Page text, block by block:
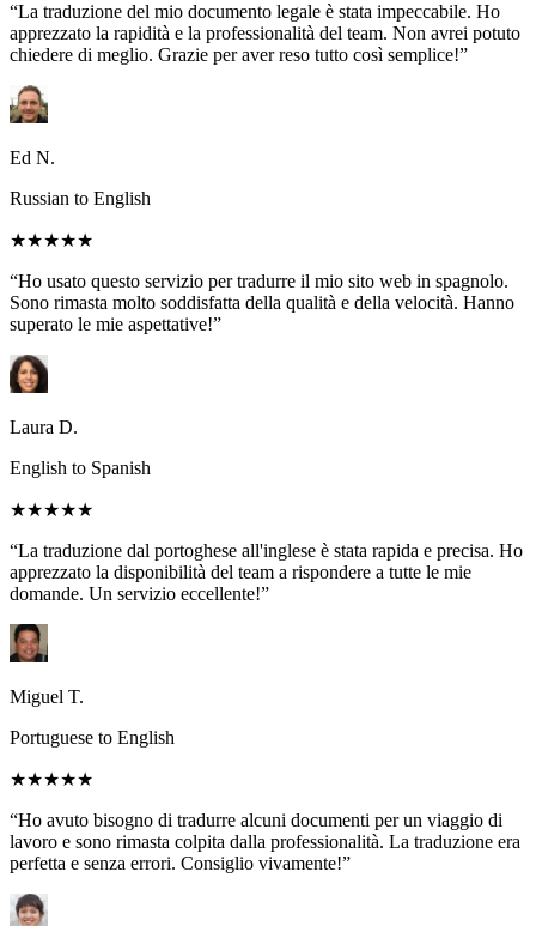
“La traduzione del mio documento legale è stata impeccabile. Ho
apprezzato la rapidità e la professionalità del team. Non avrei potuto
chiedere di meglio. Grazie per aver reso tutto così semplice!”
Ed N.
Russian to English
★★★★★
“Ho usato questo servizio per tradurre il mio sito web in spagnolo.
Sono rimasta molto soddisfatta della qualità e della velocità. Hanno
superato le mie aspettative!”
Laura D.
English to Spanish
★★★★★
“La traduzione dal portoghese all'inglese è stata rapida e precisa. Ho
apprezzato la disponibilità del team a rispondere a tutte le mie
domande. Un servizio eccellente!”
Miguel T.
Portuguese to English
★★★★★
“Ho avuto bisogno di tradurre alcuni documenti per un viaggio di
lavoro e sono rimasta colpita dalla professionalità. La traduzione era
perfetta e senza errori. Consiglio vivamente!”